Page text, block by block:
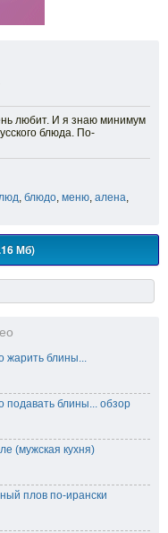
любит. И я знаю минимум
блюда. По-
блюдо меню алена
Мб)
жарить блины...
подавать блины... обзор
(мужская кухня)
плов по-ирански